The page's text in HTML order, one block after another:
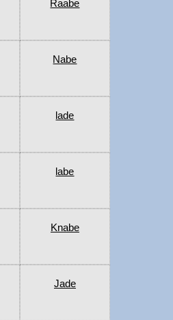
Raabe
Nabe
lade
labe
Knabe
Jade